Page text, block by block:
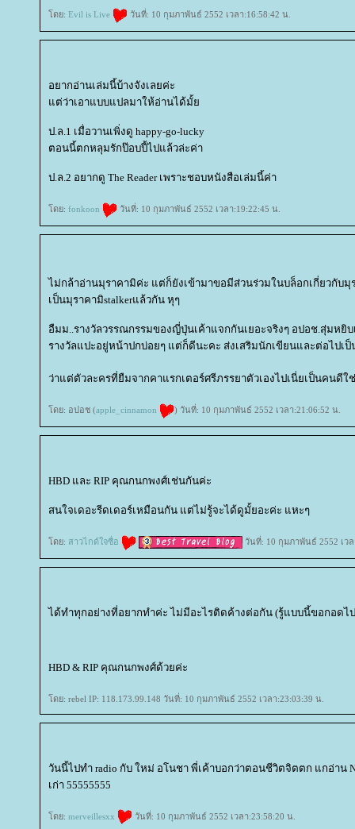
ดย: Evil is Live วันที่: 10 กุมภาพันธ์ 2552 เวลา:16:58:42 น.
อยากอ่านเล่มนี้บ้างจังเลยค่ะ
ต่ว่าเอาแบบแปลมาให้อ่านได้มั้
ป.ล.1 เมื่อวานเพิ่งดู happy-go-lucky
ตอนนี้ตกหลุมรักป๊อบปี้ไปแล้วล่ะค่า
ป.ล.2 อยากดู The Reader เพราะชอบหนังสือเล่มนี้ค่า
ดย: fonkoon วันที่: 10 กุมภาพันธ์ 2552 เวลา:19:22:45 น.
ไม่กล้าอ่านมุราคามิค่ะ แต่ก็ยังเข้ามาขอมีส่วนร่วมในบล็อกเกี่ยวกับมุ
เป็นมุราคามิstalkerแล้วกัน หุๆ
อืมม..รางวัลวรรณกรรมของญี่ปุ่นเค้าแจกกันเยอะจริงๆ อปอช.สุ่มหยิ
รางวัลแปะอยู่หน้าปกบ่อยๆ แต่ก็ดีนะคะ ส่งเสริมนักเขียนและต่อไปเป็
ว่าแต่ตัวละครที่ยืมจากคาแรกเตอร์ศรีภรรยาตัวเองไปเนี่ยเป็นคนดีใ
ดย: อปอช (apple_cinnamon ) วันที่: 10 กุมภาพันธ์ 2552 เวลา:21:06:52 น.
HBD และ RIP คุณกนกพงศ์เช่นกันค่ะ
สนใจเดอะรีดเดอร์เหมือนกัน แต่ไม่รู้จะได้ดูมั้ยอะค่ะ แหะๆ
ดย: สาวไกด์ใจซื่อ วันที่: 10 กุมภาพันธ์ 2552 เว
ได้ทำทุกอย่างที่อยากทำค่ะ ไม่มีอะไรติดค้างต่อกัน (รู้แบบนี้ขอกอดไ
HBD & RIP คุณกนกพงศ์ด้วยค่ะ
ดย: rebel IP: 118.173.99.148 วันที่: 10 กุมภาพันธ์ 2552 เวลา:23:03:39 น.
วันนี้ไปทำ radio กับ ใหม่ อโนชา พี่เค้าบอกว่าตอนชีวิตจิตตก แกอ่าน
เก่า 55555555
ดย: merveillesxx วันที่: 10 กุมภาพันธ์ 2552 เวลา:23:58:20 น.